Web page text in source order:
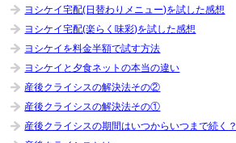
ヨシケイ宅配(日替わりメニュー)を試した感想
ヨシケイ宅配(楽らく味彩)を試した感想
ヨシケイを料金半額で試す方法
ヨシケイと夕食ネットの本当の違い
産後クライシスの解決法その②
産後クライシスの解決法その①
産後クライシスの期間はいつからいつまで続く？